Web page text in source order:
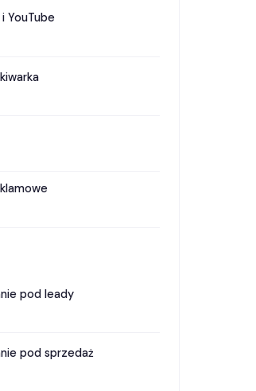
YouTube
pod leady
pod sprzedaż